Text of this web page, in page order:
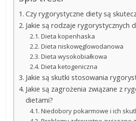
Czy rygorystyczne diety są
Jakie są rodzaje rygorystycznych
Dieta kopenhaska
Dieta niskowęglowodanowa
Dieta wysokobiałkowa
Dieta ketogeniczna
Jakie są skutki stosowania
Jakie są zagrożenia związane z
dietami?
Niedobory pokarmowe i ich